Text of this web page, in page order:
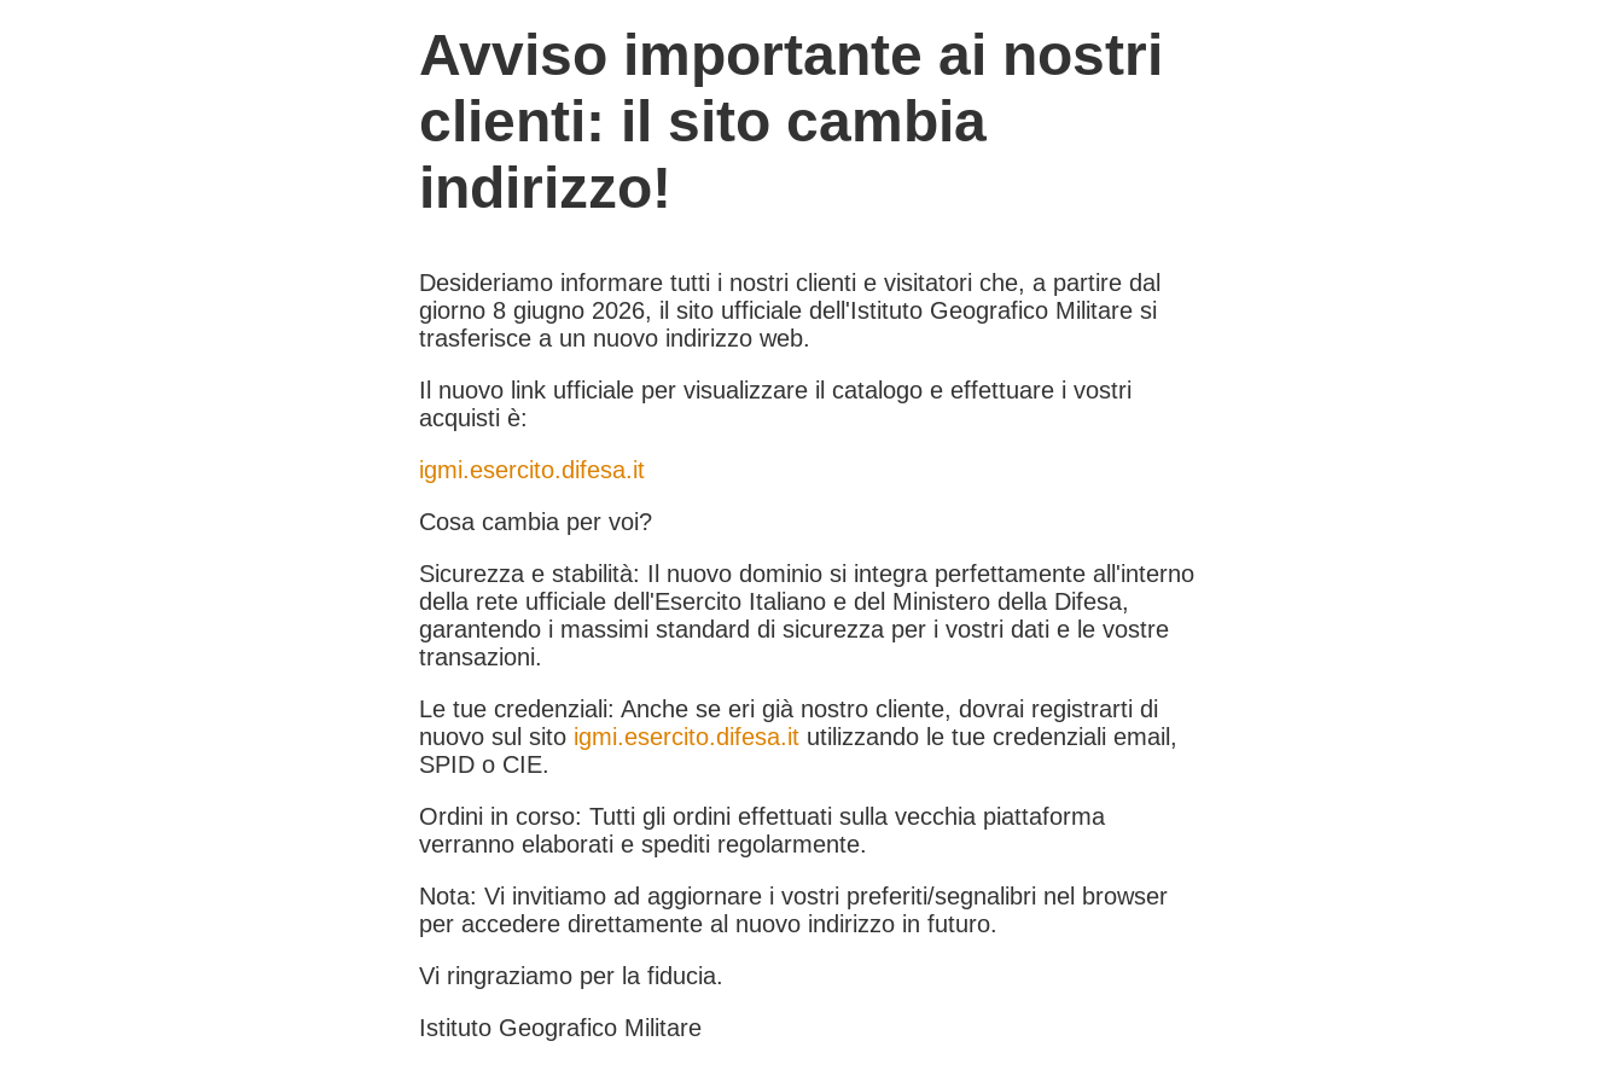
Avviso importante ai nostri
clienti: il sito cambia
indirizzo!
Desideriamo informare tutti i nostri clienti e visitatori che, a partire dal
giorno 8 giugno 2026, il sito ufficiale dell'Istituto Geografico Militare si
trasferisce a un nuovo indirizzo web.
Il nuovo link ufficiale per visualizzare il catalogo e effettuare i vostri
acquisti è:
igmi.esercito.difesa.it
Cosa cambia per voi?
Sicurezza e stabilità: Il nuovo dominio si integra perfettamente all'interno
della rete ufficiale dell'Esercito Italiano e del Ministero della Difesa,
garantendo i massimi standard di sicurezza per i vostri dati e le vostre
transazioni.
Le tue credenziali: Anche se eri già nostro cliente, dovrai registrarti di
nuovo sul sito igmi.esercito.difesa.it utilizzando le tue credenziali email,
SPID o CIE.
Ordini in corso: Tutti gli ordini effettuati sulla vecchia piattaforma
verranno elaborati e spediti regolarmente.
Nota: Vi invitiamo ad aggiornare i vostri preferiti/segnalibri nel browser
per accedere direttamente al nuovo indirizzo in futuro.
Vi ringraziamo per la fiducia.
Istituto Geografico Militare